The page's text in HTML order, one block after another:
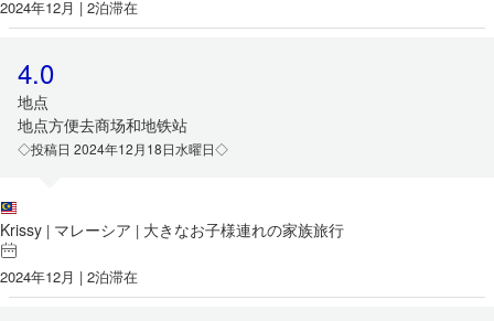
2024年12月 | 2泊滞在
4.0
地点
地点方便去商场和地铁站
◇投稿日 2024年12月18日水曜日◇
Krissy | マレーシア | 大きなお子様連れの家族旅行
2024年12月 | 2泊滞在